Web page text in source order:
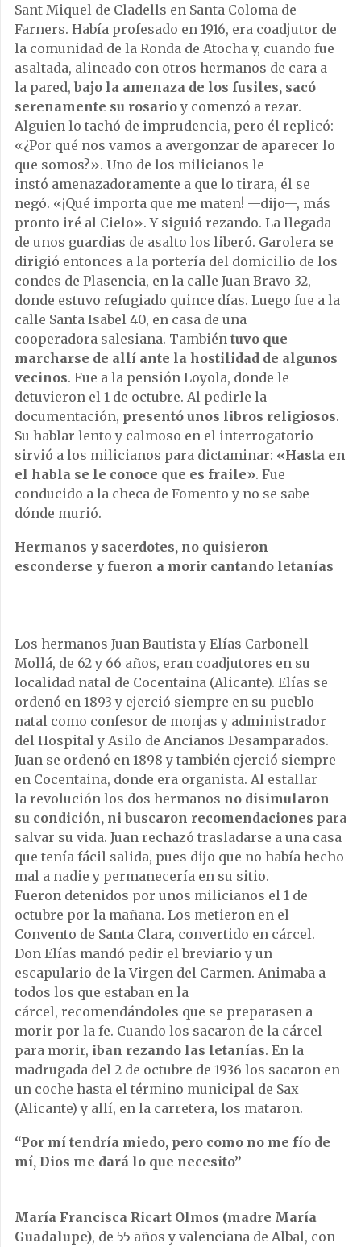
Sant Miquel de Cladells en Santa Coloma de
Farners. Había profesado en 1916, era coadjutor de
la comunidad de la Ronda de Atocha y, cuando fue
asaltada, alineado con otros hermanos de cara a
la pared, bajo la amenaza de los fusiles, sacó
serenamente su rosarioy comenzó a rezar.
Alguien lo tachó de imprudencia, pero él replicó:
«¿Por qué nos vamos a avergonzar de aparecer lo
que somos?». Uno de los milicianos le
instó amenazadoramente a que lo tirara, él se
negó. «¡Qué importa que me maten! —dijo—, más
pronto iré al Cielo». Y siguió rezando. La llegada
de unos guardias de asalto los liberó. Garolera se
dirigió entonces a la portería del domicilio de los
condes de Plasencia, en la calle Juan Bravo 32,
donde estuvo refugiado quince días. Luego fue a la
calle Santa Isabel 40, en casa de una
cooperadora salesiana. También tuvo que
marcharse de allí ante la hostilidad de algunos
vecinos. Fue a la pensión Loyola, donde le
detuvieron el 1 de octubre. Al pedirle la
documentación, presentó unos libros religiosos.
Su hablar lento y calmoso en el interrogatorio
sirvió a los milicianos para dictaminar: «Hasta en
el habla se le conoce que es fraile». Fue
conducido a la checa de Fomento y no se sabe
dónde murió.
Hermanos y sacerdotes, no quisieron
esconderse y fueron a morir cantando letanías
Los hermanos Juan Bautista y Elías Carbonell
Mollá, de 62 y 66 años, eran coadjutores en su
localidad natal de Cocentaina (Alicante). Elías se
ordenó en 1893 y ejerció siempre en su pueblo
natal como confesor de monjas y administrador
del Hospital y Asilo de Ancianos Desamparados.
Juan se ordenó en 1898 y también ejerció siempre
en Cocentaina, donde era organista. Al estallar
la revolución los dos hermanos no disimularon
su condición, ni buscaron recomendaciones para
salvar su vida. Juan rechazó trasladarse a una casa
que tenía fácil salida, pues dijo que no había hecho
mal a nadie y permanecería en su sitio.
Fueron detenidos por unos milicianos el 1 de
octubre por la mañana. Los metieron en el
Convento de Santa Clara, convertido en cárcel.
Don Elías mandó pedir el breviario y un
escapulario de la Virgen del Carmen. Animaba a
todos los que estaban en la
cárcel, recomendándoles que se preparasen a
morir por la fe. Cuando los sacaron de la cárcel
para morir, iban rezando las letanías. En la
madrugada del 2 de octubre de 1936 los sacaron en
un coche hasta el término municipal de Sax
(Alicante) y allí, en la carretera, los mataron.
“Por mí tendría miedo, pero como no me fío de
mí, Dios me dará lo que necesito”
María Francisca Ricart Olmos (madre María
Guadalupe), de 55 años y valenciana de Albal, con